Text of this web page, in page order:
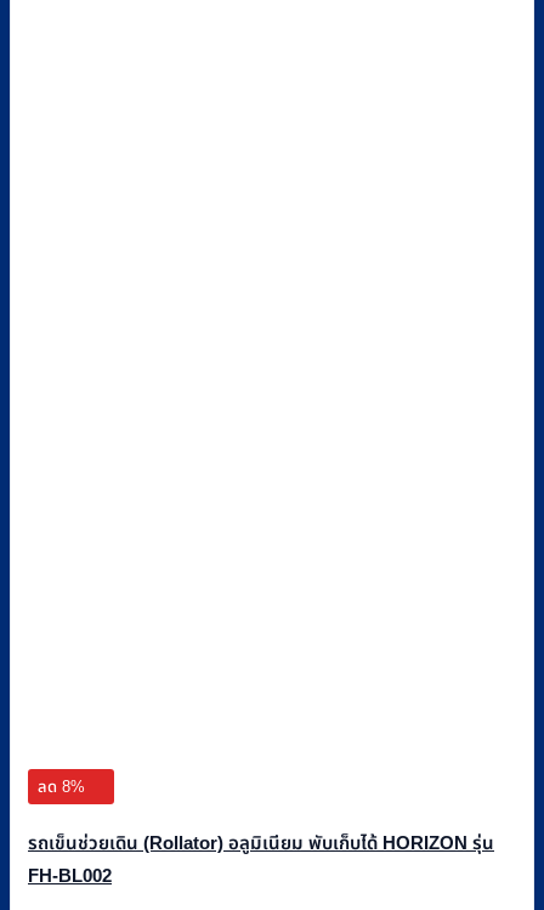
ลด 8%
รถเข็นช่วยเดิน (Rollator) อลูมิเนียม พับเก็บได้ HORIZON รุ่น
FH-BL002